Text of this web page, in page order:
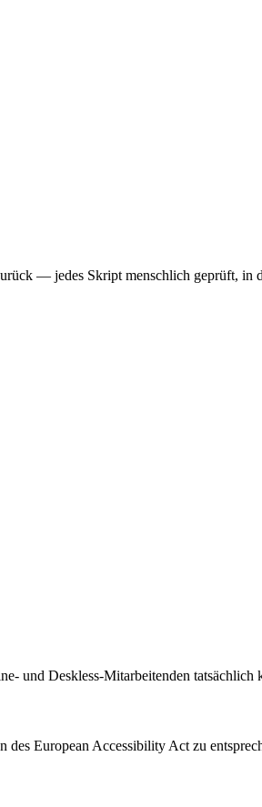
— jedes Skript menschlich geprüft,
und Deskless-Mitarbeitenden tatsächlich
European Accessibility Act zu